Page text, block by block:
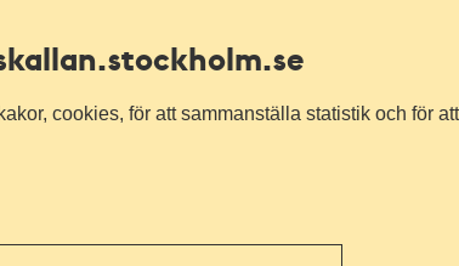
.stockholm.se
cookies, för att sammanställa statistik och för